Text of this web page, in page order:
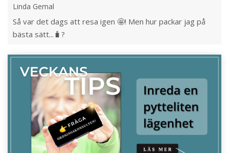
Linda Gemal
Så var det dags att resa igen 🤩! Men hur packar jag på
bästa sätt...🧳?